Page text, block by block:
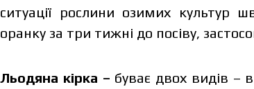
ситуації рослини озимих культур
оранку за три тижні до посіву,
Льодяна кірка – буває двох видів –